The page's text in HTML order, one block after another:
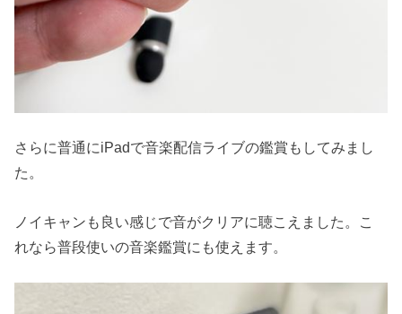
さらに普通にiPadで音楽配信ライブの鑑賞もしてみまし
た。
ノイキャンも良い感じで音がクリアに聴こえました。こ
れなら普段使いの音楽鑑賞にも使えます。